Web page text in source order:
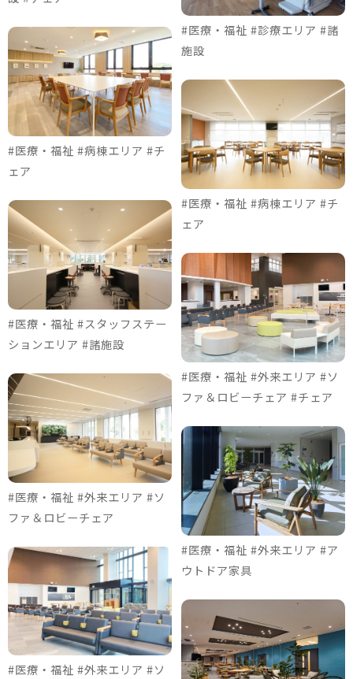
#医療・福祉 #病棟エリア #チ
ェア
#医療・福祉 #スタッフステー
ションエリア #諸施設
#医療・福祉 #外来エリア #ソ
ファ＆ロビーチェア
#医療・福祉 #外来エリア #ソ
#医療・福祉 #診療エリア #諸
施設
#医療・福祉 #病棟エリア #チ
ェア
#医療・福祉 #外来エリア #ソ
ファ＆ロビーチェア #チェア
#医療・福祉 #外来エリア #ア
ウトドア家具